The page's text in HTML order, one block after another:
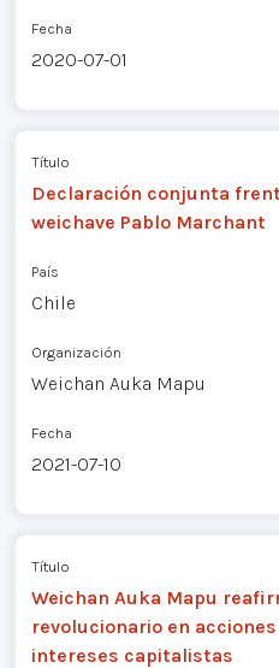
Fecha
2020-07-01
Título
Declaración conjunta
weichave Pablo Marchant
País
Chile
Organización
Weichan Auka Mapu
Fecha
2021-07-10
Título
Weichan Auka Mapu
revolucionario en
intereses capitalistas